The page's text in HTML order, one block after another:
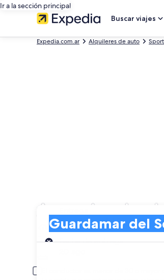
Ir a la sección principal
Buscar viajes
Expedia.com.ar Alquileres de auto
Agencias de
Guardamar del Segura
Entrega
Fecha de entrega
El conductor es menor de 30 o mayor